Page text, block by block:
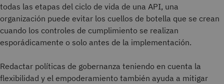
todas las etapas del ciclo de vida de una API, una
organización puede evitar los cuellos de botella que se crean
cuando los controles de cumplimiento se realizan
esporádicamente o solo antes de la implementación.
Redactar políticas de gobernanza teniendo en cuenta la
flexibilidad y el empoderamiento también ayuda a mitigar